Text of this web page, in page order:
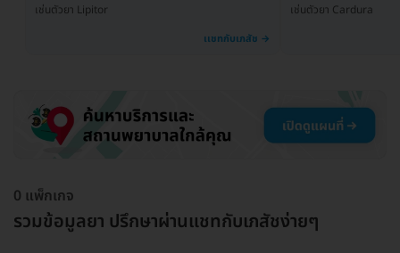
เช่นตัวยา Lipitor เช่นตัวยา Cardura
0 แพ็กเกจ
รวมข้อมูลยา ปรึกษาผ่านแชทกับเภสัชง่ายๆ